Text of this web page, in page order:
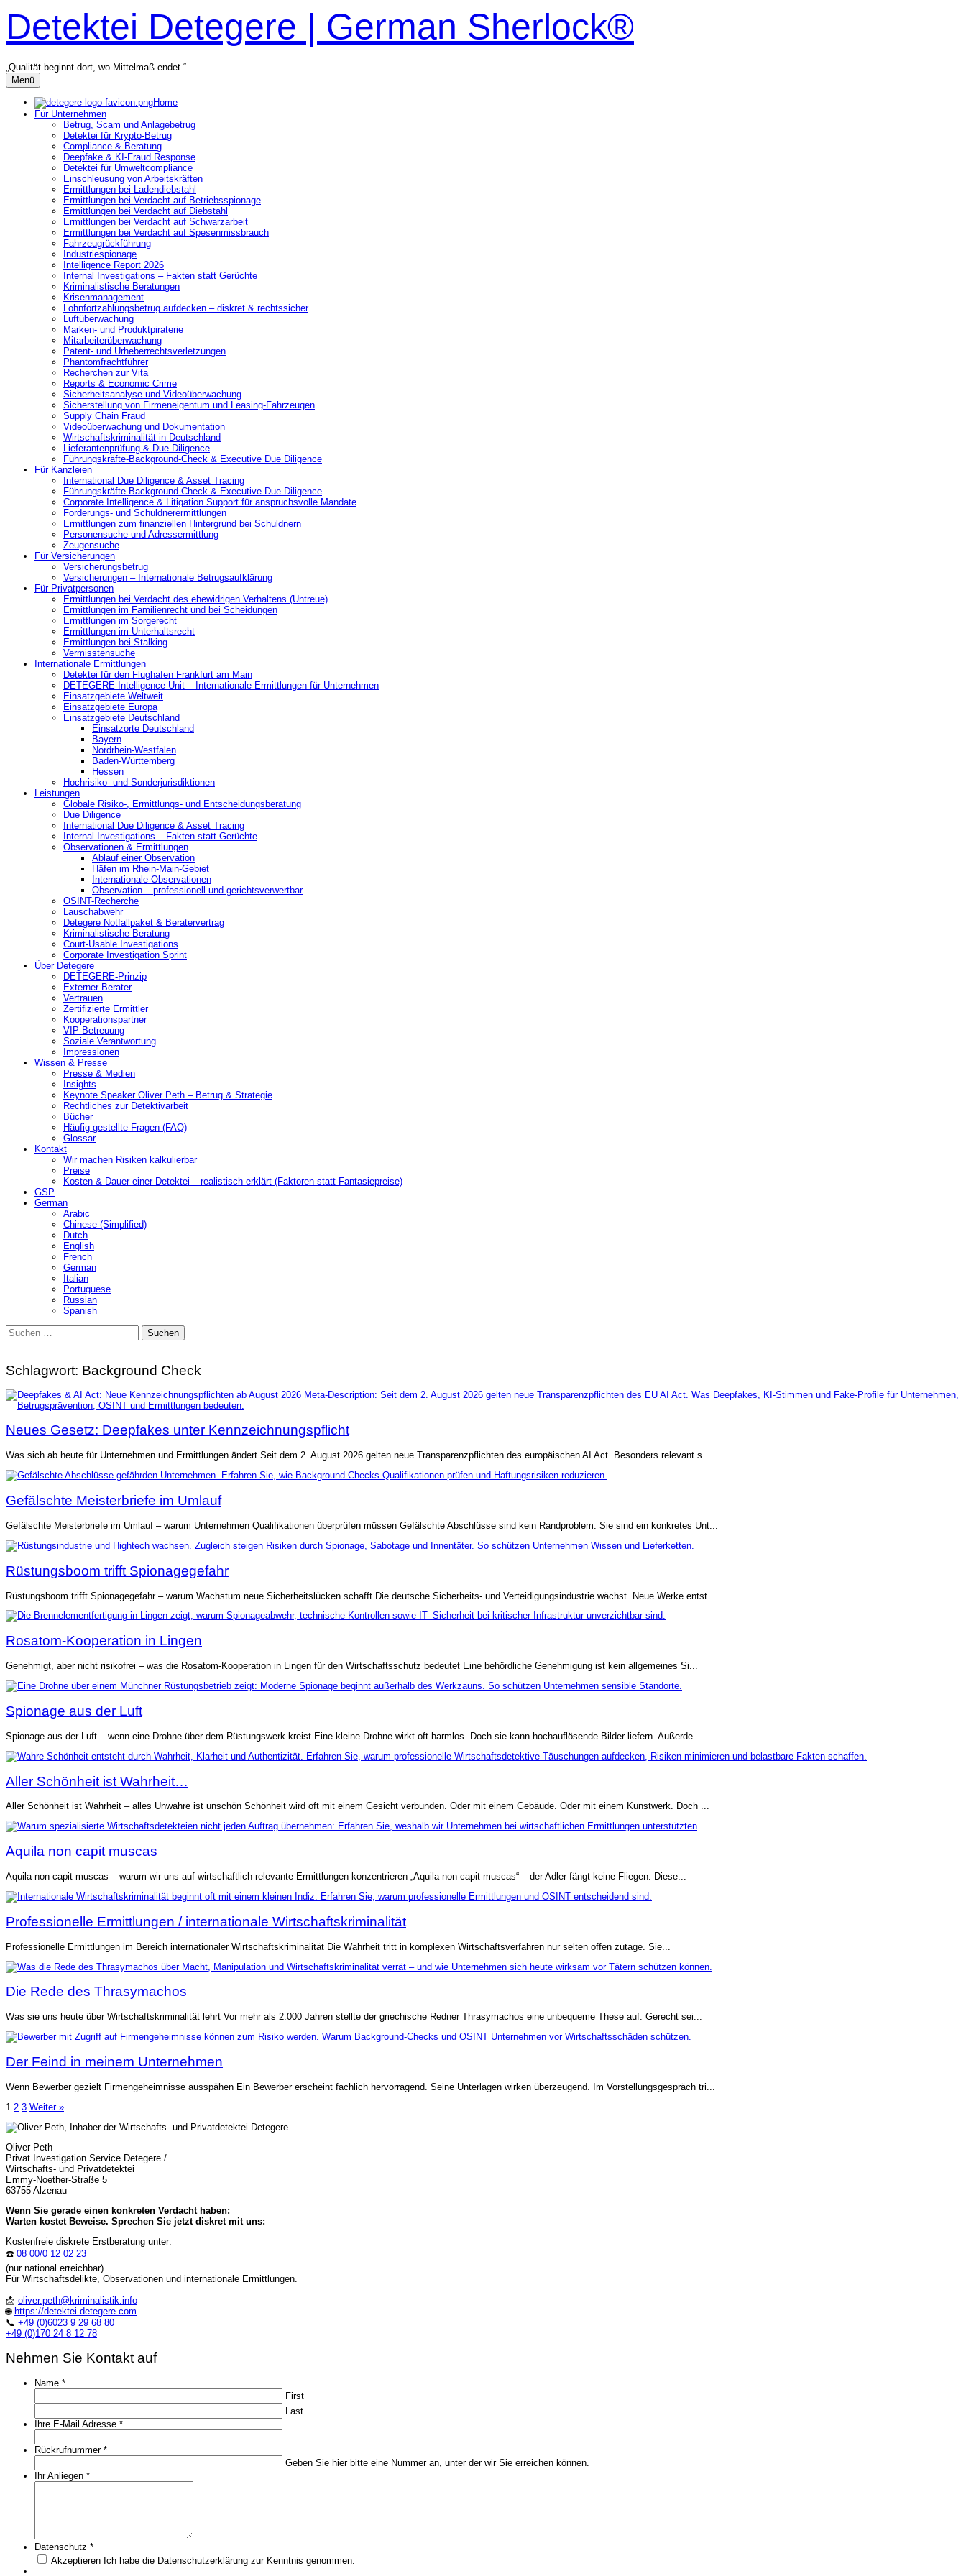
Inhalt
überspringen
Detektei Detegere | German Sherlock®
„Qualität beginnt dort, wo Mittelmaß endet.“
Menü
Home
Für Unternehmen
Betrug, Scam und Anlagebetrug
Detektei für Krypto-Betrug
Compliance & Beratung
Deepfake & KI-Fraud Response
Detektei für Umweltcompliance
Einschleusung von Arbeitskräften
Ermittlungen bei Ladendiebstahl
Ermittlungen bei Verdacht auf Betriebsspionage
Ermittlungen bei Verdacht auf Diebstahl
Ermittlungen bei Verdacht auf Schwarzarbeit
Ermittlungen bei Verdacht auf Spesenmissbrauch
Fahrzeugrückführung
Industriespionage
Intelligence Report 2026
Internal Investigations – Fakten statt Gerüchte
Kriminalistische Beratungen
Krisenmanagement
Lohnfortzahlungsbetrug aufdecken – diskret & rechtssicher
Luftüberwachung
Marken- und Produktpiraterie
Mitarbeiterüberwachung
Patent- und Urheberrechtsverletzungen
Phantomfrachtführer
Recherchen zur Vita
Reports & Economic Crime
Sicherheitsanalyse und Videoüberwachung
Sicherstellung von Firmeneigentum und Leasing-Fahrzeugen
Supply Chain Fraud
Videoüberwachung und Dokumentation
Wirtschaftskriminalität in Deutschland
Lieferantenprüfung & Due Diligence
Führungskräfte-Background-Check & Executive Due Diligence
Für Kanzleien
International Due Diligence & Asset Tracing
Führungskräfte-Background-Check & Executive Due Diligence
Corporate Intelligence & Litigation Support für anspruchsvolle Mandate
Forderungs- und Schuldnerermittlungen
Ermittlungen zum finanziellen Hintergrund bei Schuldnern
Personensuche und Adressermittlung
Zeugensuche
Für Versicherungen
Versicherungsbetrug
Versicherungen – Internationale Betrugsaufklärung
Für Privatpersonen
Ermittlungen bei Verdacht des ehewidrigen Verhaltens (Untreue)
Ermittlungen im Familienrecht und bei Scheidungen
Ermittlungen im Sorgerecht
Ermittlungen im Unterhaltsrecht
Ermittlungen bei Stalking
Vermisstensuche
Internationale Ermittlungen
Detektei für den Flughafen Frankfurt am Main
DETEGERE Intelligence Unit – Internationale Ermittlungen für Unternehmen
Einsatzgebiete Weltweit
Einsatzgebiete Europa
Einsatzgebiete Deutschland
Einsatzorte Deutschland
Bayern
Nordrhein-Westfalen
Baden-Württemberg
Hessen
Hochrisiko- und Sonderjurisdiktionen
Leistungen
Globale Risiko-, Ermittlungs- und Entscheidungsberatung
Due Diligence
International Due Diligence & Asset Tracing
Internal Investigations – Fakten statt Gerüchte
Observationen & Ermittlungen
Ablauf einer Observation
Häfen im Rhein-Main-Gebiet
Internationale Observationen
Observation – professionell und gerichtsverwertbar
OSINT-Recherche
Lauschabwehr
Detegere Notfallpaket & Beratervertrag
Kriminalistische Beratung
Court-Usable Investigations
Corporate Investigation Sprint
Über Detegere
DETEGERE-Prinzip
Externer Berater
Vertrauen
Zertifizierte Ermittler
Kooperationspartner
VIP-Betreuung
Soziale Verantwortung
Impressionen
Wissen & Presse
Presse & Medien
Insights
Keynote Speaker Oliver Peth – Betrug & Strategie
Rechtliches zur Detektivarbeit
Bücher
Häufig gestellte Fragen (FAQ)
Glossar
Kontakt
Wir machen Risiken kalkulierbar
Preise
Kosten & Dauer einer Detektei – realistisch erklärt (Faktoren statt Fantasiepreise)
GSP
German
Arabic
Chinese (Simplified)
Dutch
English
French
German
Italian
Portuguese
Russian
Spanish
Suchen
nach:
Schlagwort: Background Check
Neues Gesetz: Deepfakes unter Kennzeichnungspflicht
Was sich ab heute für Unternehmen und Ermittlungen ändert Seit dem 2. August 2026 gelten neue Transparenzpflichten des europäischen AI Act. Besonders relevant s...
Gefälschte Meisterbriefe im Umlauf
Gefälschte Meisterbriefe im Umlauf – warum Unternehmen Qualifikationen überprüfen müssen Gefälschte Abschlüsse sind kein Randproblem. Sie sind ein konkretes Unt...
Rüstungsboom trifft Spionagegefahr
Rüstungsboom trifft Spionagegefahr – warum Wachstum neue Sicherheitslücken schafft Die deutsche Sicherheits- und Verteidigungsindustrie wächst. Neue Werke entst...
Rosatom-Kooperation in Lingen
Genehmigt, aber nicht risikofrei – was die Rosatom-Kooperation in Lingen für den Wirtschaftsschutz bedeutet Eine behördliche Genehmigung ist kein allgemeines Si...
Spionage aus der Luft
Spionage aus der Luft – wenn eine Drohne über dem Rüstungswerk kreist Eine kleine Drohne wirkt oft harmlos. Doch sie kann hochauflösende Bilder liefern. Außerde...
Aller Schönheit ist Wahrheit…
Aller Schönheit ist Wahrheit – alles Unwahre ist unschön Schönheit wird oft mit einem Gesicht verbunden. Oder mit einem Gebäude. Oder mit einem Kunstwerk. Doch ...
Aquila non capit muscas
Aquila non capit muscas – warum wir uns auf wirtschaftlich relevante Ermittlungen konzentrieren „Aquila non capit muscas“ – der Adler fängt keine Fliegen. Diese...
Professionelle Ermittlungen / internationale Wirtschaftskriminalität
Professionelle Ermittlungen im Bereich internationaler Wirtschaftskriminalität Die Wahrheit tritt in komplexen Wirtschaftsverfahren nur selten offen zutage. Sie...
Die Rede des Thrasymachos
Was sie uns heute über Wirtschaftskriminalität lehrt Vor mehr als 2.000 Jahren stellte der griechische Redner Thrasymachos eine unbequeme These auf: Gerecht sei...
Der Feind in meinem Unternehmen
Wenn Bewerber gezielt Firmengeheimnisse ausspähen Ein Bewerber erscheint fachlich hervorragend. Seine Unterlagen wirken überzeugend. Im Vorstellungsgespräch tri...
Seitennummerierung
der
Beiträge
1 2 3 Weiter »
Oliver Peth
Privat Investigation Service Detegere /
Wirtschafts- und Privatdetektei
Emmy-Noether-Straße 5
63755 Alzenau
Wenn Sie gerade einen konkreten Verdacht haben:
Warten kostet Beweise. Sprechen Sie jetzt diskret mit uns:
Kostenfreie diskrete Erstberatung unter:
☎️ 08 00/0 12 02 23
(nur national erreichbar)
Für Wirtschaftsdelikte, Observationen und internationale Ermittlungen.
📩 oliver.peth@kriminalistik.info
🌐 https://detektei-detegere.com
📞 +49 (0)6023 9 29 68 80
+49 (0)170 24 8 12 78
Nehmen Sie Kontakt auf
Name *
First
Last
Ihre E-Mail Adresse *
Rückrufnummer *
Geben Sie hier bitte eine Nummer an, unter der wir Sie erreichen können.
Ihr Anliegen *
Datenschutz *
Akzeptieren Ich habe die Datenschutzerklärung zur Kenntnis genommen.